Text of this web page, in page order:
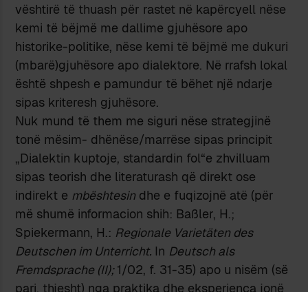
vështirë të thuash për rastet në kapërcyell nëse
kemi të bëjmë me dallime gjuhësore apo
historike-politike, nëse kemi të bëjmë me dukuri
(mbarë)gjuhësore apo dialektore. Në rrafsh lokal
është shpesh e pamundur të bëhet një ndarje
sipas kriteresh gjuhësore.
Nuk mund të them me siguri nëse strategjinë
tonë mësim- dhënëse/marrëse sipas principit
„Dialektin kuptoje, standardin fol“e zhvilluam
sipas teorish dhe literaturash që direkt ose
indirekt e mbështesin dhe e fuqizojnë atë (për
më shumë informacion shih: Baßler, H.;
Spiekermann, H.: Regionale Varietäten des
Deutschen im Unterricht. In Deutsch als
Fremdsprache (II);1/02, f. 31-35) apo u nisëm (së
pari, thjesht) nga praktika dhe eksperienca jonë